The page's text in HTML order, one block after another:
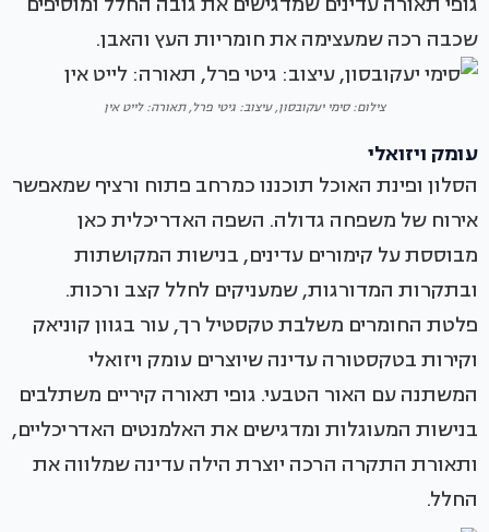
שכבה רכה שמעצימה את חומריות העץ והאבן.
צילום: סימי יעקובסון, עיצוב: גיטי פרל, תאורה: לייט אין
עומק ויזואלי
הסלון ופינת האוכל תוכננו כמרחב פתוח ורציף שמאפשר
אירוח של משפחה גדולה. השפה האדריכלית כאן
מבוססת על קימורים עדינים, בנישות המקושתות
ובתקרות המדורגות, שמעניקים לחלל קצב ורכות.
פלטת החומרים משלבת טקסטיל רך, עור בגוון קוניאק
וקירות בטקסטורה עדינה שיוצרים עומק ויזואלי
המשתנה עם האור הטבעי. גופי תאורה קיריים משתלבים
בנישות המעוגלות ומדגישים את האלמנטים האדריכליים,
ותאורת התקרה הרכה יוצרת הילה עדינה שמלווה את
החלל.